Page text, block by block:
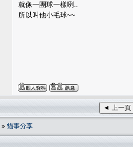
就像一團球一樣咧..
所以叫他小毛球~~
◄ 上一頁
» 貓事分享